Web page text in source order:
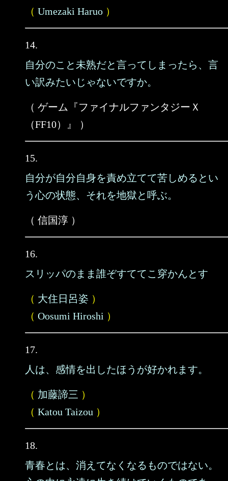
（ Umezaki Haruo ）
14.
自分のこと未熟だと言ってしまったら、言
い訳みたいじゃないですか。
（ ゲーム『ファイナルファンタジーＸ
（FF10）』 ）
15.
自分が自分自身を責め立てて苦しめるとい
う心の状態、それを地獄と呼ぶ。
（ 信国淳 ）
16.
スリッパのまま誰ぞすててこ穿かんとす
（ 大住日呂姿 ）
（ Oosumi Hiroshi ）
17.
人は、感情を出したほうが好かれます。
（ 加藤諦三 ）
（ Katou Taizou ）
18.
青春とは、消えてなくなるものではない。